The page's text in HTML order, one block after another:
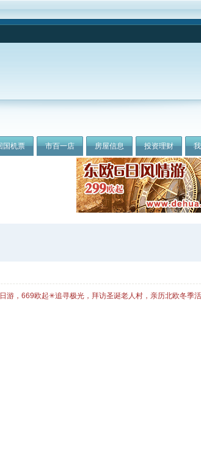
国机票 市百一店 房屋信息 投资理财
游，669欧起✳追寻极光，拜访圣诞老人村，亲历北欧冬季